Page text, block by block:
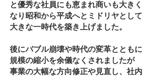
と優秀な社員にも恵まれ商いも大きく
なり昭和から平成へとミドリヤとして
大きな一時代を築き上げました。
後にバブル崩壊や時代の変革とともに
規模の縮小を余儀なくされましたが
事業の大幅な方向修正や見直し、社内